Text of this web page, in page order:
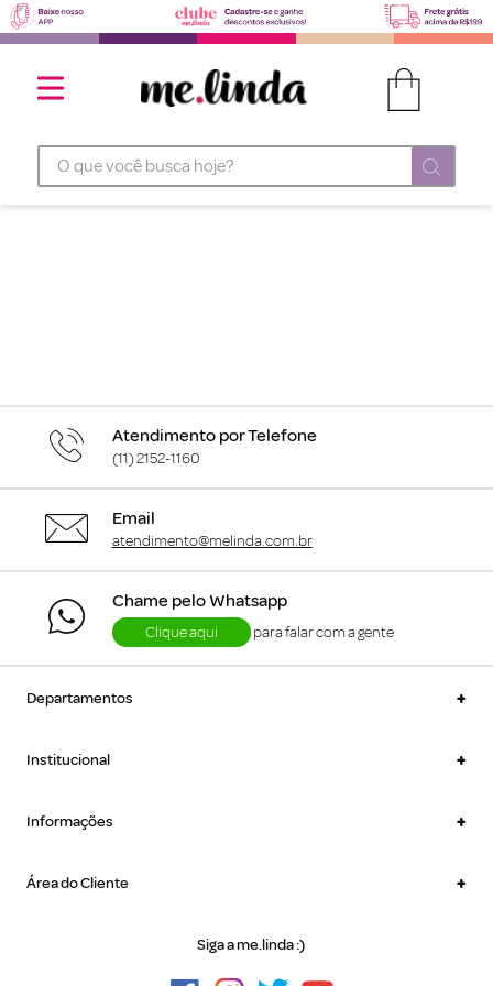
O que você busca hoje?
Atendimento por Telefone
(11) 2152-1160
Email
atendimento@melinda.com.br
Chame pelo Whatsapp
Clique aqui para falar com a gente
Departamentos +
Institucional +
Informações +
Área do Cliente +
Siga a me.linda :)